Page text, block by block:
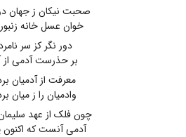
صحبت نیکان ز جهان
خوان عسل خانه
دور نگر کز سر
بر حذرست آدمی از
معرفت از آدمیان
وادمیان را ز میان
چون فلک از عهد
آدمی آنست که